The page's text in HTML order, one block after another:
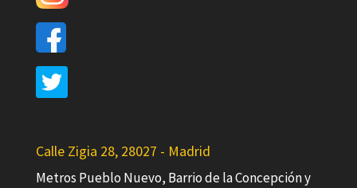
Calle Zigia 28, 28027 - Madrid
Metros Pueblo Nuevo, Barrio de la Concepción y